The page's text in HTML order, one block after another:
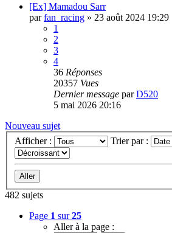
[Ex] Mamadou Sarr
parfan_racing » 23 août 2024 19:29
1
2
3
4
36 Réponses
20357 Vues
Dernier message parD520
5 mai 2026 20:16
Nouveau sujet
Afficher :
Trier par :
482 sujets
Page 1 sur25
Aller à la page :